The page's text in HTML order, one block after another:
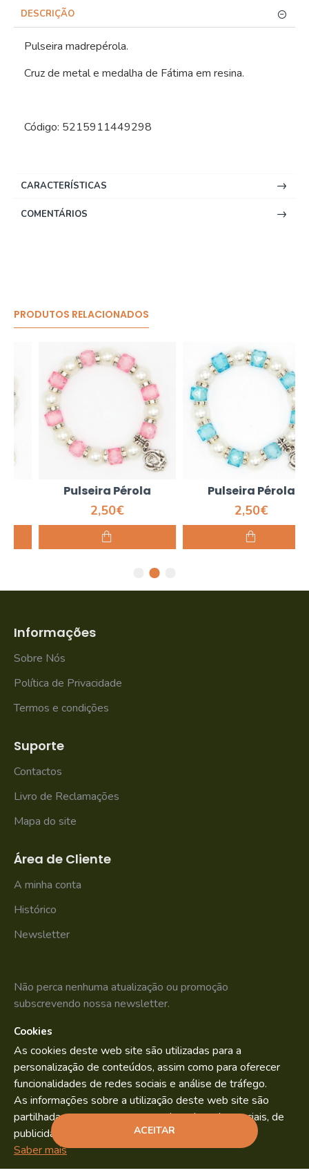
ADICIONAR
DESCRIÇÃO
Pulseira madrepérola.
Cruz de metal e medalha de Fátima em resina.
Código: 5215911449298
CARACTERÍSTICAS
COMENTÁRIOS
PRODUTOS RELACIONADOS
Pulseira Pérola
2,50€
Pulseira Pérola
2,50€
Informações
Sobre Nós
Política de Privacidade
Termos e condições
Suporte
Contactos
Livro de Reclamações
Mapa do site
Área de Cliente
A minha conta
Histórico
Newsletter
Não perca nenhuma atualização ou promoção
subscrevendo nossa newsletter.
Li e aceito osPolítica de Privacidade
Copyright © 2022. ByBild.pt
ACEITAR
Cookies
As cookies deste web site são utilizadas para a
personalização de conteúdos, assim como para oferecer
funcionalidades de redes sociais e análise de tráfego.
As informações sobre a utilização deste web site são
partilhadas com os nossos parceiros de redes sociais, de
publicidade e análise.
Saber mais